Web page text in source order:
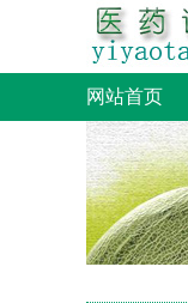
网站首页